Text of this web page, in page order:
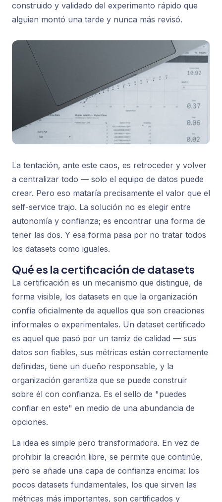
construido y validado del experimento rápido que
alguien montó una tarde y nunca más revisó.
La tentación, ante este caos, es retroceder y volver
a centralizar todo — solo el equipo de datos puede
crear. Pero eso mataría precisamente el valor que el
self-service trajo. La solución no es elegir entre
autonomía y confianza; es encontrar una forma de
tener las dos. Y esa forma pasa por no tratar todos
los datasets como iguales.
Qué es la certificación de datasets
La certificación es un mecanismo que distingue, de
forma visible, los datasets en que la organización
confía oficialmente de aquellos que son creaciones
informales o experimentales. Un dataset certificado
es aquel que pasó por un tamiz de calidad — sus
datos son fiables, sus métricas están correctamente
definidas, tiene un dueño responsable, y la
organización garantiza que se puede construir
sobre él con confianza. Es el sello de "puedes
confiar en este" en medio de una abundancia de
opciones.
La idea es simple pero transformadora. En vez de
prohibir la creación libre, se permite que continúe,
pero se añade una capa de confianza encima: los
pocos datasets fundamentales, los que sirven las
métricas más importantes, son certificados y